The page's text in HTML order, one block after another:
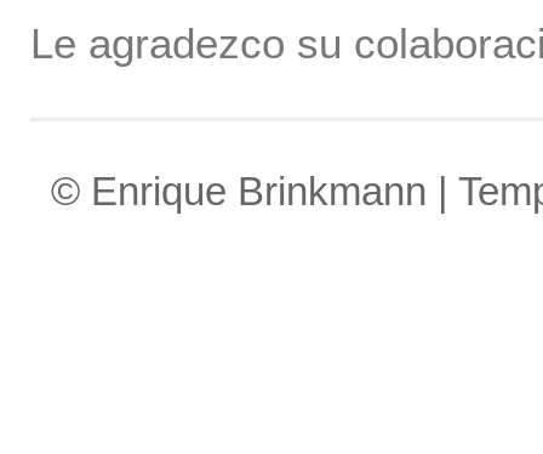
Le agradezco su
© Enrique Brinkmann |